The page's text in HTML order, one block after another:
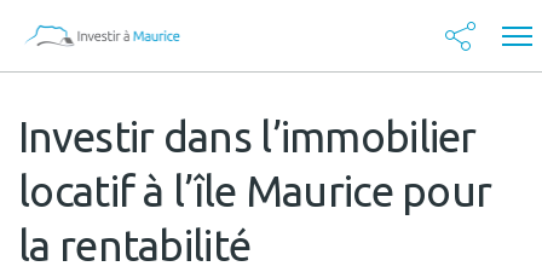
Investir dans l’immobilier
locatif à l’île Maurice pour
la rentabilité